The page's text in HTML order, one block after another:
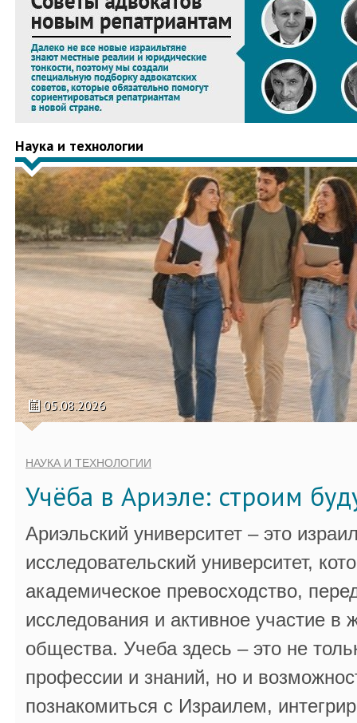
Наука и технологии
05.08.2026
НАУКА И ТЕХНОЛОГИИ
Учёба в Ариэле: строим
Ариэльский университет – это
исследовательский университет,
академическое превосходство,
исследования и активное участие в
общества. Учеба здесь – это не
профессии и знаний, но и
познакомиться с Израилем,